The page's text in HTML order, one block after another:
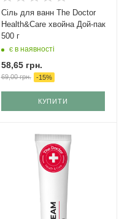
Cіль для ванн The Doctor
Health&Care хвойна Дой-пак
500 г
є в наявності
58,65грн.
69,00грн. -15%
КУПИТИ